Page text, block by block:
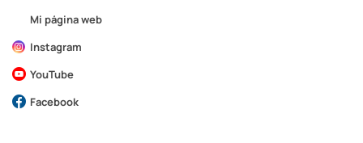
Mi página web
Instagram
YouTube
Facebook